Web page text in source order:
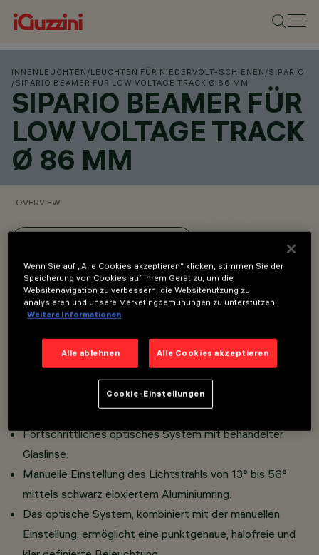
INNENLEUCHTEN /LEUCHTEN FÜR NIEDERVOLT-SCHIENEN /SIPARIO
/SIPARIO BEAMER FÜR LOW VOLTAGE TRACK Ø 86 MM
SIPARIO BEAMER FÜR
LOW VOLTAGE TRACK
Ø 86 MM
OVERVIEW
Overview
Miniaturisierte Strahler mit integriertem, im Adapter
Adapterverbindung zur Schiene ohne Werkzeug.
Fortschrittliches optisches System mit behandelter
Glaslinse.
Manuelle Einstellung des Lichtstrahls von 13° bis 56°
mittels schwarz eloxiertem Aluminiumring.
Das optische System, kombiniert mit der manuellen
Einstellung, ermöglicht eine punktgenaue, halofreie und
Wenn Sie auf „Alle Cookies akzeptieren“ klicken, stimmen Sie der
Speicherung von Cookies auf Ihrem Gerät zu, um die
Websitenavigation zu verbessern, die Websitenutzung zu
analysieren und unsere Marketingbemühungen zu unterstützen.
Weitere Informationen
Alle ablehnen Alle Cookies akzeptieren
Cookie-Einstellungen